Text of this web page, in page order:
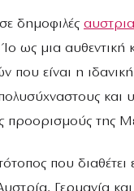
δημοφιλές
ως μια αυθεντική
που είναι η ιδανική
και
προορισμούς της
που διαθέτει
Γερμανία και